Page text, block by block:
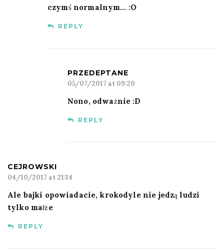
czymś normalnym… :O
REPLY
PRZEDEPTANE
05/07/2017 at 09:20
Nono, odważnie :D
REPLY
CEJROWSKI
04/10/2017 at 21:14
Ale bajki opowiadacie, krokodyle nie jedzą ludzi
tylko małże
REPLY